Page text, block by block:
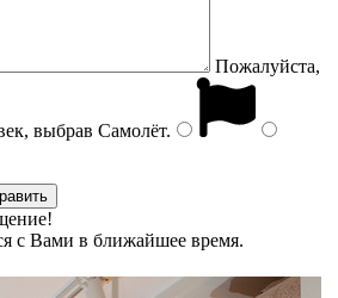
Пожалуйста,
выбрав Самолёт.
с Вами в ближайшее время.